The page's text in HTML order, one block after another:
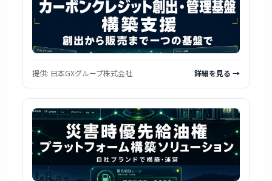
提供: 日本GXグループ株式会社 詳細を見る →